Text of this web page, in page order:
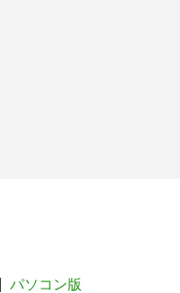
パソコン版